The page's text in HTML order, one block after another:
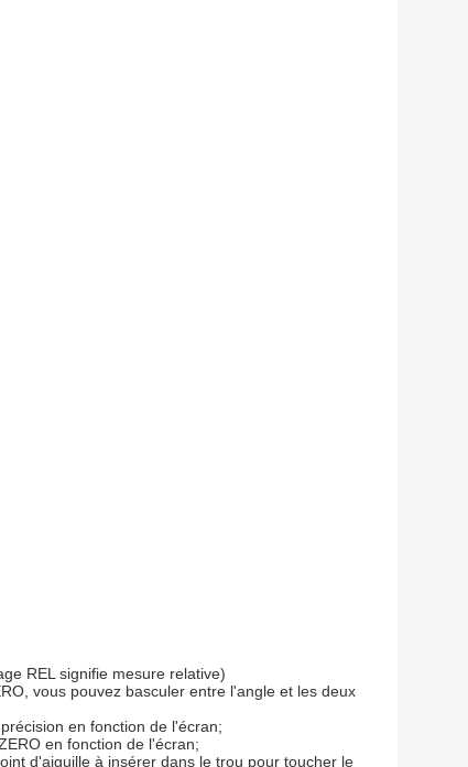
REL signifie mesure relative)
vous pouvez basculer entre l'angle et les deux
en fonction de l'écran;
en fonction de l'écran;
d'aiguille à insérer dans le trou pour toucher le